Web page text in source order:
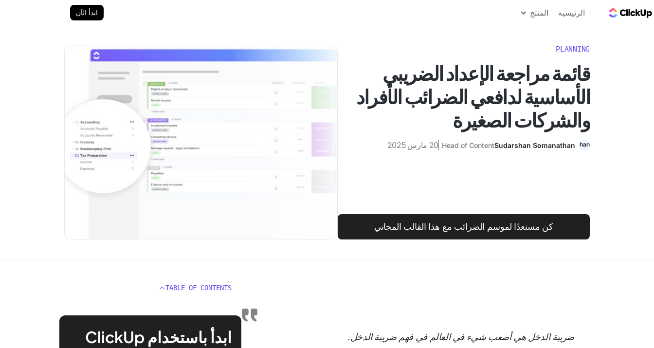
الرئيسية المنتج ابدأ الآن
PLANNING
قائمة مراجعة الإعداد الضريبي
الأساسية لدافعي الضرائب الأفراد
والشركات الصغيرة
Sudarshan Somanathan
Head of Content 20 مارس 2025
كن مستعدًا لموسم الضرائب مع هذا القالب المجاني
ضريبة الدخل هي أصعب شيء في العالم في فهم ضريبة الدخل.
TABLE OF CONTENTS
ابدأ باستخدام ClickUp